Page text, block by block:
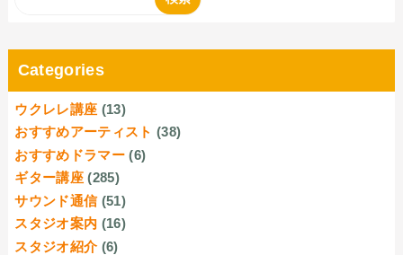
Categories
ウクレレ講座 (13)
おすすめアーティスト (38)
おすすめドラマー (6)
ギター講座 (285)
サウンド通信 (51)
スタジオ案内 (16)
スタジオ紹介 (6)